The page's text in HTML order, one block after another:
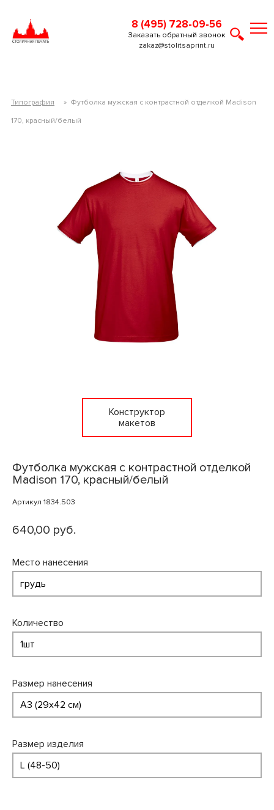
8 (495) 728-09-56
zakaz@stolitsaprint.ru
Заказать обратный звонок
Типография » Футболка мужская с контрастной отделкой Madison
170, красный/белый
Конструктор
макетов
Футболка мужская с контрастной отделкой
Madison 170, красный/белый
Артикул 1834.503
640,00 руб.
Место нанесения
Количество
Размер нанесения
Размер изделия